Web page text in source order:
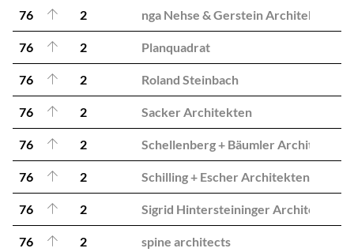
76 2 nga Nehse & Gerstein Architekten
76 2 Planquadrat
76 2 Roland Steinbach
76 2 Sacker Architekten
76 2 Schellenberg + Bäumler Architekten
76 2 Schilling + Escher Architekten
76 2 Sigrid Hintersteininger Architects
76 2 spine architects